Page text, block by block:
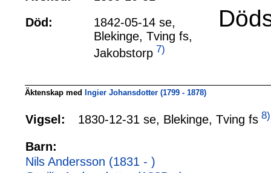
Död:
1842-05-14 se,
Blekinge, Tving fs,
Jakobstorp 7)
Äktenskap med Ingier Johansdotter (1799 - 1878)
Vigsel: 1830-12-31 se, Blekinge, Tving fs 8)
Barn:
Nils Andersson (1831 - )